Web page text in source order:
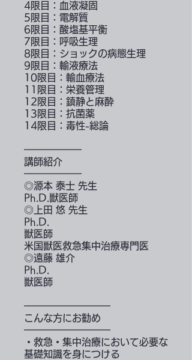
4限目：血液凝固
5限目：電解質
6限目：酸塩基平衡
7限目：呼吸生理
8限目：ショックの病態生理
9限目：輸液療法
10限目：輸血療法
11限目：栄養管理
12限目：鎮静と麻酔
13限目：抗菌薬
14限目：毒性-総論
━━━━━━
講師紹介
━━━━━━
◎源本 泰士 先生
Ph.D.獣医師
◎上田 悠 先生
Ph.D.
獣医師
米国獣医救急集中治療専門医
◎遠藤 雄介
Ph.D.
獣医師
━━━━━━━━━
こんな方にお勧め
━━━━━━━━━
・救急・集中治療において必要な
基礎知識を身につける